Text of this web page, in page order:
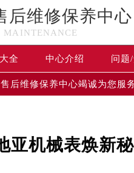
后维修保养中心
MAINTENANCE
全 中心介绍 问题
后维修保养中心竭诚为您服务
亚机械表焕新秘